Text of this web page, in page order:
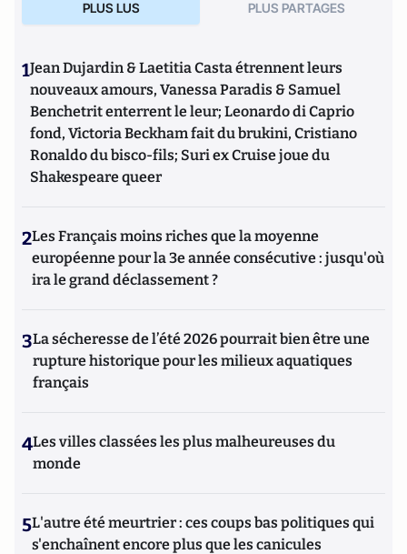
PLUS LUS PLUS PARTAGES
1Jean Dujardin & Laetitia Casta étrennent leurs
nouveaux amours, Vanessa Paradis & Samuel
Benchetrit enterrent le leur; Leonardo di Caprio
fond, Victoria Beckham fait du brukini, Cristiano
Ronaldo du bisco-fils; Suri ex Cruise joue du
Shakespeare queer
2Les Français moins riches que la moyenne
européenne pour la 3e année consécutive : jusqu'où
ira le grand déclassement ?
3La sécheresse de l’été 2026 pourrait bien être une
rupture historique pour les milieux aquatiques
français
4Les villes classées les plus malheureuses du
monde
5L'autre été meurtrier : ces coups bas politiques qui
s'enchaînent encore plus que les canicules